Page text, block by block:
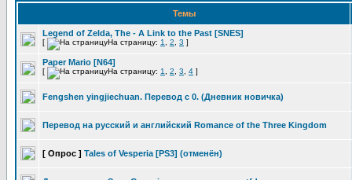
Темы
Legend of Zelda, The - A Link to the Past [SNES]
[ На страницу: 1 2 3 ]
Paper Mario [N64]
[ На страницу: 1 2 3 4 ]
Fengshen yingjiechuan. Перевод с 0. (Дневник новичка)
Перевод на русский и английский Romance of the Three Kingdom
[ Опрос ] Tales of Vesperia [PS3] (отменён)